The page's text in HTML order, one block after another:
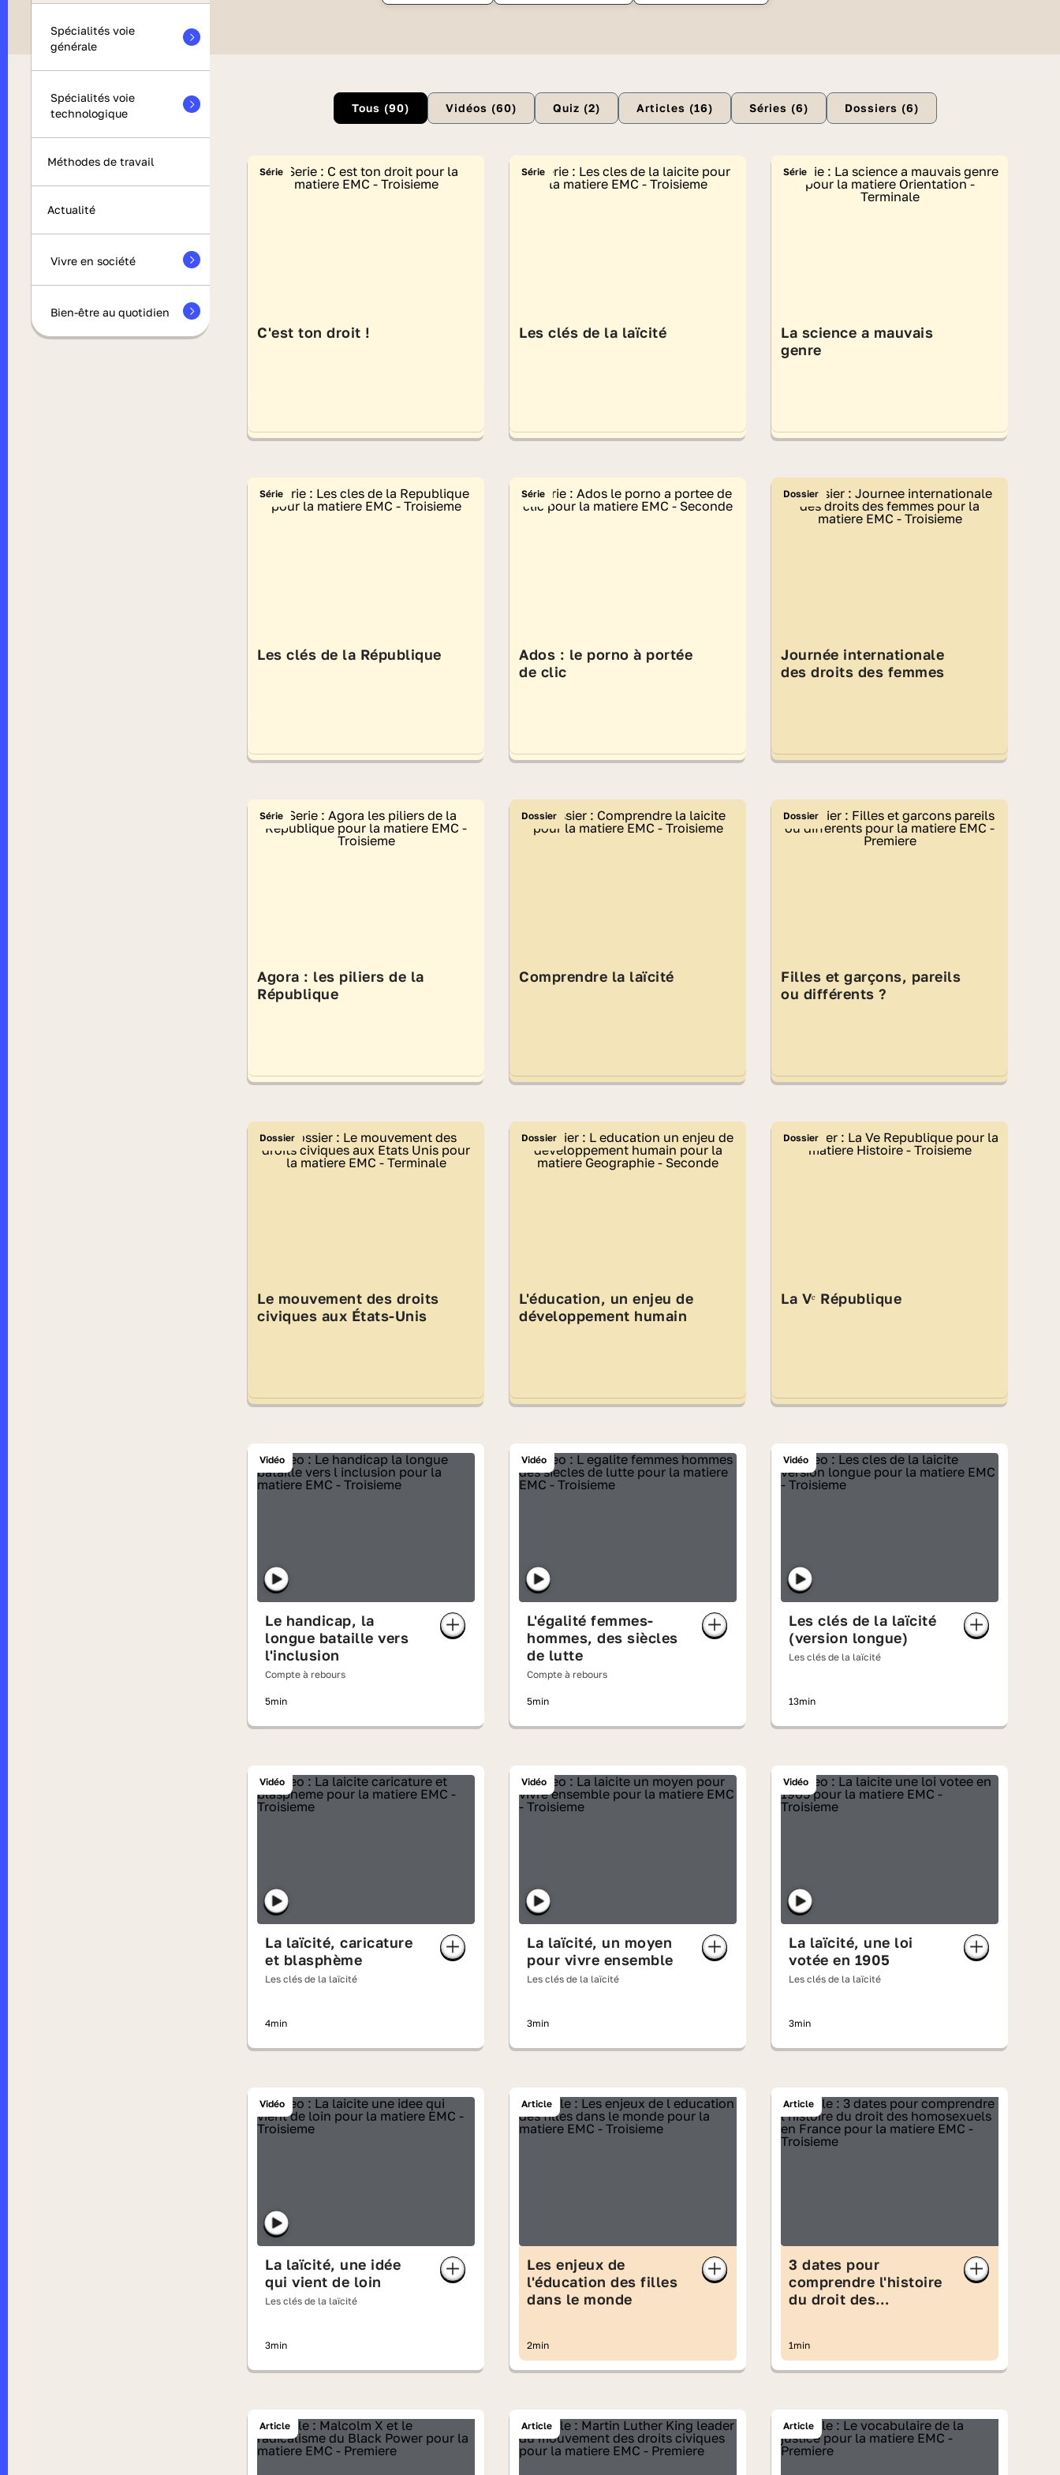
Spécialités voie
générale
Spécialités voie
technologique
Méthodes de travail
Actualité
Vivre en société
Bien-être au quotidien
social
Tous (90) Vidéos (60) Quiz (2) Articles (16) Séries (6) Dossiers (6)
Série
C'est ton droit !
Série
Les clés de la laïcité
Série
La science a mauvais
genre
Série
Les clés de la République
Série
Ados : le porno à portée
de clic
Dossier
Journée internationale
des droits des femmes
Série
Agora : les piliers de la
République
Dossier
Comprendre la laïcité
Dossier
Filles et garçons, pareils
ou différents ?
Dossier
Le mouvement des droits
civiques aux États-Unis
Dossier
L'éducation, un enjeu de
développement humain
Dossier
La Vᵉ République
Vidéo
Le handicap, la
longue bataille vers
l'inclusion
Compte à rebours
5min
Vidéo
L'égalité femmes-
hommes, des siècles
de lutte
Compte à rebours
5min
Vidéo
Les clés de la laïcité
(version longue)
Les clés de la laïcité
13min
Vidéo
La laïcité, caricature
et blasphème
Les clés de la laïcité
4min
Vidéo
La laïcité, un moyen
pour vivre ensemble
Les clés de la laïcité
3min
Vidéo
La laïcité, une loi
votée en 1905
Les clés de la laïcité
3min
Vidéo
La laïcité, une idée
qui vient de loin
Les clés de la laïcité
3min
Article
Les enjeux de
l'éducation des filles
dans le monde
2min
Article
3 dates pour
comprendre l'histoire
du droit des
1min
Article Article Article